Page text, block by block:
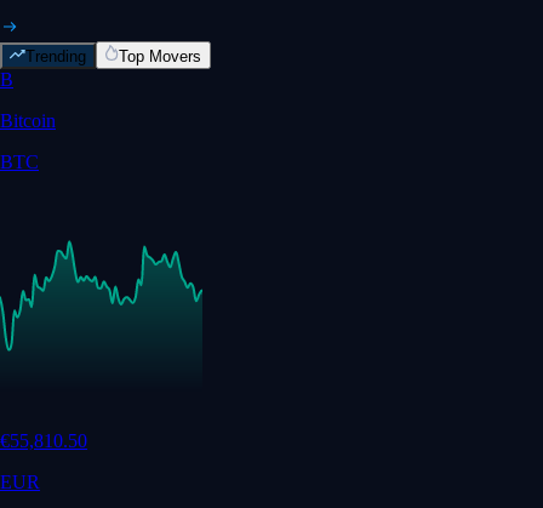
Trending Top Movers
B
Bitcoin
BTC
€55,810.50
EUR